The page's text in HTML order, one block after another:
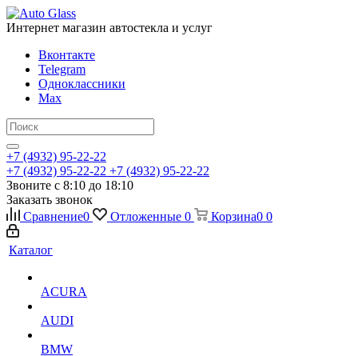
Интернет магазин автостекла и услуг
Вконтакте
Telegram
Одноклассники
Max
+7 (4932) 95-22-22
+7 (4932) 95-22-22 +7 (4932) 95-22-22
Звоните с 8:10 до 18:10
Заказать звонок
Сравнение0 Отложенные 0 Корзина0 0
Каталог
ACURA
AUDI
BMW